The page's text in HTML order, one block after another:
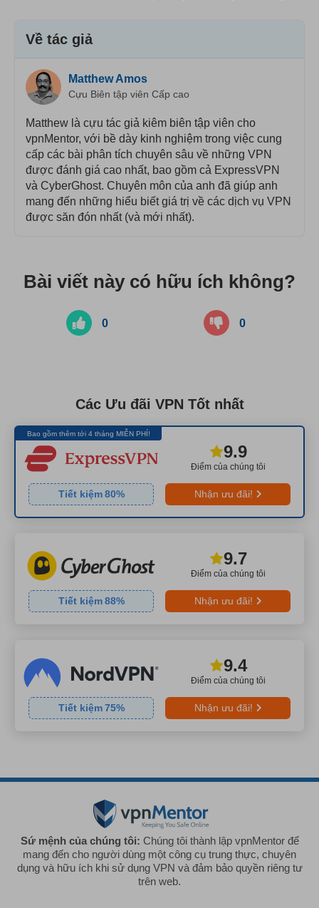
Về tác giả
Matthew Amos
Cựu Biên tập viên Cấp cao
Matthew là cựu tác giả kiêm biên tập viên cho
vpnMentor, với bề dày kinh nghiệm trong việc cung
cấp các bài phân tích chuyên sâu về những VPN
được đánh giá cao nhất, bao gồm cả ExpressVPN
và CyberGhost. Chuyên môn của anh đã giúp anh
mang đến những hiểu biết giá trị về các dịch vụ VPN
được săn đón nhất (và mới nhất).
Bài viết này có hữu ích không?
0 0
Các Ưu đãi VPN Tốt nhất
Bao gồm thêm tới 4 tháng MIỄN PHÍ!
Điểm của chúng tôi
9.9
Tiết kiệm 80% Nhận ưu đãi!
Điểm của chúng tôi
9.7
Tiết kiệm 88% Nhận ưu đãi!
Điểm của chúng tôi
9.4
Tiết kiệm 75% Nhận ưu đãi!
Sứ mệnh của chúng tôi: Chúng tôi thành lập vpnMentor để
mang đến cho người dùng một công cụ trung thực, chuyên
dụng và hữu ích khi sử dụng VPN và đảm bảo quyền riêng tư
trên web.